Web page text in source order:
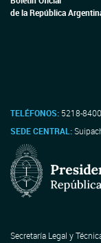
de la República
TELÉFONOS: 5218-
SEDE CENTRAL:
Secretaría Legal y